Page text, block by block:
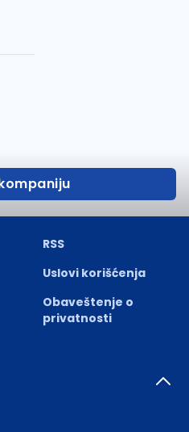
RSS
Uslovi korišćenja
Obaveštenje o
privatnosti